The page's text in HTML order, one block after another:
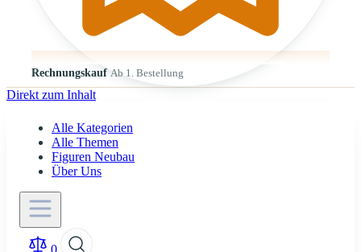
Rechnungskauf Ab 1. Bestellung
Direkt zum Inhalt
Alle Kategorien
Alle Themen
Figuren Neubau
Über Uns